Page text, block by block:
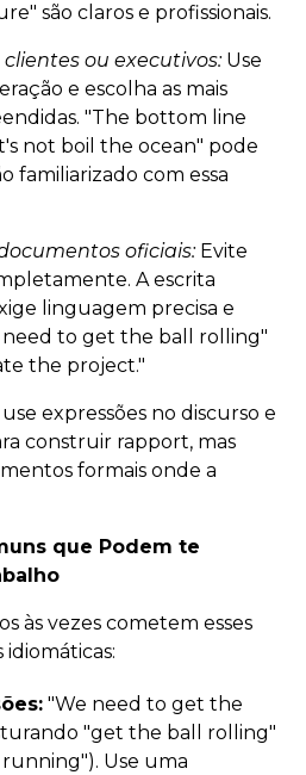
são claros e profissionais.
ou executivos:Use
e escolha as mais
"The bottom line
not boil the ocean" pode
familiarizado com essa
oficiais:Evite
A escrita
linguagem precisa e
need to get the ball rolling"
the project."
expressões no discurso e
construir rapport, mas
formais onde a
que Podem te
às vezes cometem esses
idiomáticas:
"We need to get the
"get the ball rolling"
Use uma